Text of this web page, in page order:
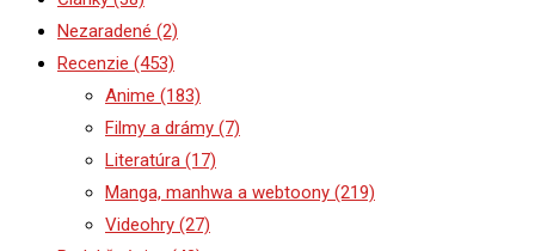
Nezaradené (2)
Recenzie (453)
Anime (183)
Filmy a drámy (7)
Literatúra (17)
Manga, manhwa a webtoony (219)
Videohry (27)